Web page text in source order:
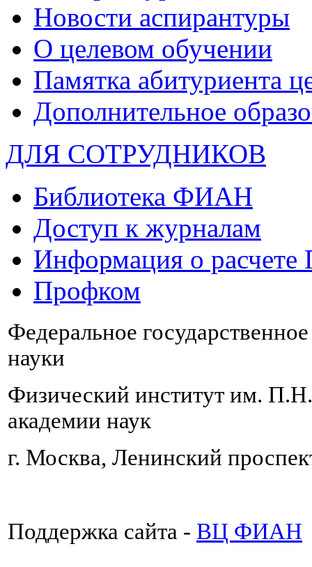
Новости аспирантуры
О целевом обучении
Памятка абитуриента
Дополнительное
ДЛЯ СОТРУДНИКОВ
Библиотека ФИАН
Доступ к журналам
Информация о
Профком
Федеральное
науки
Физический институт им.
академии наук
г. Москва, Ленинский
Поддержка сайта - ВЦ ФИАН